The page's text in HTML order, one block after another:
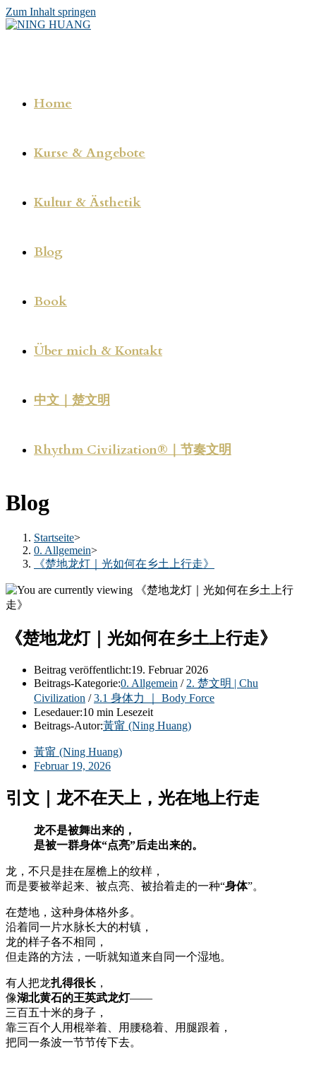
Zum Inhalt springen
Home
Kurse & Angebote
Kultur & Ästhetik
Blog
Book
Über mich & Kontakt
中文｜楚文明
Rhythm Civilization®｜节奏文明
Blog
Startseite>
0. Allgemein>
《楚地龙灯｜光如何在乡土上行走》
《楚地龙灯｜光如何在乡土上行走》
Beitrag veröffentlicht:19. Februar 2026
Beitrags-Kategorie:0. Allgemein / 2. 楚文明 | Chu
Civilization / 3.1 身体力 ｜ Body Force
Lesedauer:10 min Lesezeit
Beitrags-Autor:黃甯 (Ning Huang)
黃甯 (Ning Huang)
Februar 19, 2026
引文｜龙不在天上，光在地上行走
龙不是被舞出来的，
是被一群身体“点亮”后走出来的。
龙，不只是挂在屋檐上的纹样，
而是要被举起来、被点亮、被抬着走的一种“身体”。
在楚地，这种身体格外多。
沿着同一片水脉长大的村镇，
龙的样子各不相同，
但走路的方法，一听就知道来自同一个湿地。
有人把龙扎得很长 ，
像湖北黄石的王英武龙灯——
三百五十米的身子，
靠三百个人用棍举着、用腰稳着、用腿跟着，
把同一条波一节节传下去。